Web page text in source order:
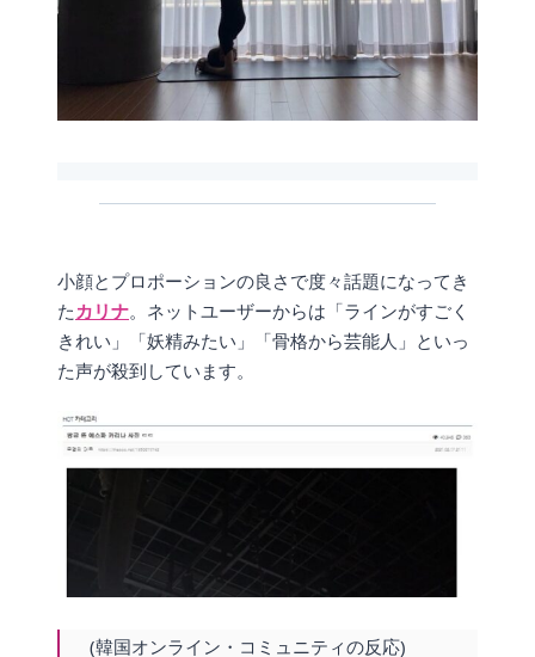
小顔とプロポーションの良さで度々話題になってき
たカリナ。ネットユーザーからは「ラインがすごく
きれい」「妖精みたい」「骨格から芸能人」といっ
た声が殺到しています。
(韓国オンライン・コミュニティの反応)